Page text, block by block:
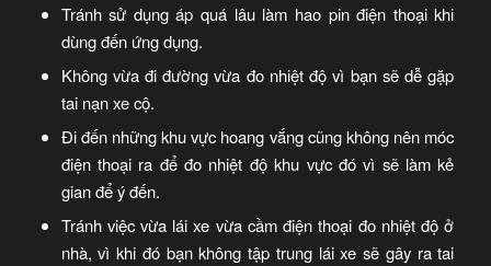
Tránh sử dụng áp quá lâu làm hao pin điện thoại khi
dùng đến ứng dụng.
Không vừa đi đường vừa đo nhiệt độ vì bạn sẽ dễ gặp
tai nạn xe cộ.
Đi đến những khu vực hoang vắng cũng không nên móc
điện thoại ra để đo nhiệt độ khu vực đó vì sẽ làm kẻ
gian để ý đến.
Tránh việc vừa lái xe vừa cầm điện thoại đo nhiệt độ ở
nhà, vì khi đó bạn không tập trung lái xe sẽ gây ra tai